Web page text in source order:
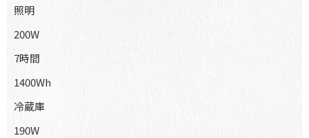
照明
200W
7時間
1400Wh
冷蔵庫
190W